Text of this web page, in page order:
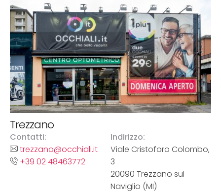
Trezzano
Indirizzo:
Viale Cristoforo Colombo,
3
20090 Trezzano sul
Naviglio (MI)
Contatti:
trezzano@occhiali.it
+39 02 48463772